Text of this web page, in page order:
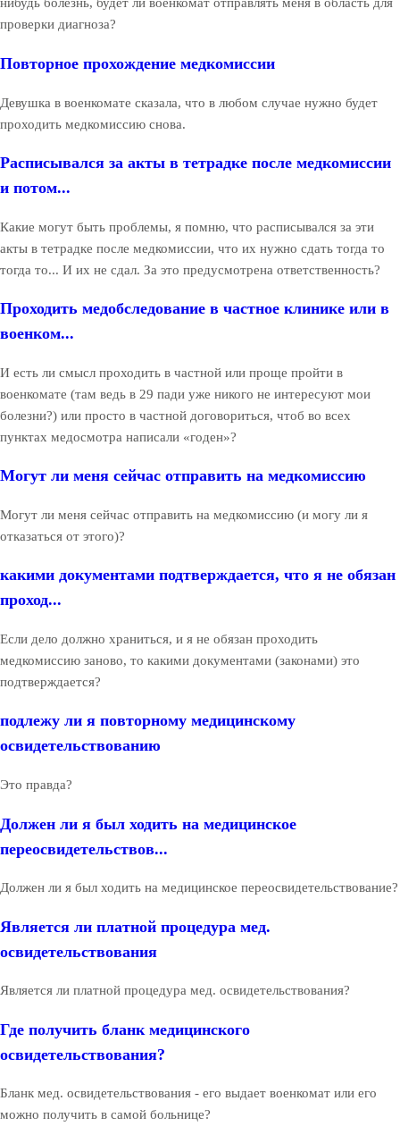
нибудь болезнь, будет ли военкомат отправлять меня в область для
проверки диагноза?
Повторное прохождение медкомиссии
Девушка в военкомате сказала, что в любом случае нужно будет
проходить медкомиссию снова.
Расписывался за акты в тетрадке после медкомиссии
и потом...
Какие могут быть проблемы, я помню, что расписывался за эти
акты в тетрадке после медкомиссии, что их нужно сдать тогда то
тогда то... И их не сдал. За это предусмотрена ответственность?
Проходить медобследование в частное клинике или в
военком...
И есть ли смысл проходить в частной или проще пройти в
военкомате (там ведь в 29 пади уже никого не интересуют мои
болезни?) или просто в частной договориться, чтоб во всех
пунктах медосмотра написали «годен»?
Могут ли меня сейчас отправить на медкомиссию
Могут ли меня сейчас отправить на медкомиссию (и могу ли я
отказаться от этого)?
какими документами подтверждается, что я не обязан
проход...
Если дело должно храниться, и я не обязан проходить
медкомиссию заново, то какими документами (законами) это
подтверждается?
подлежу ли я повторному медицинскому
освидетельствованию
Это правда?
Должен ли я был ходить на медицинское
переосвидетельствов...
Должен ли я был ходить на медицинское переосвидетельствование?
Является ли платной процедура мед.
освидетельствования
Является ли платной процедура мед. освидетельствования?
Где получить бланк медицинского
освидетельствования?
Бланк мед. освидетельствования - его выдает военкомат или его
можно получить в самой больнице?